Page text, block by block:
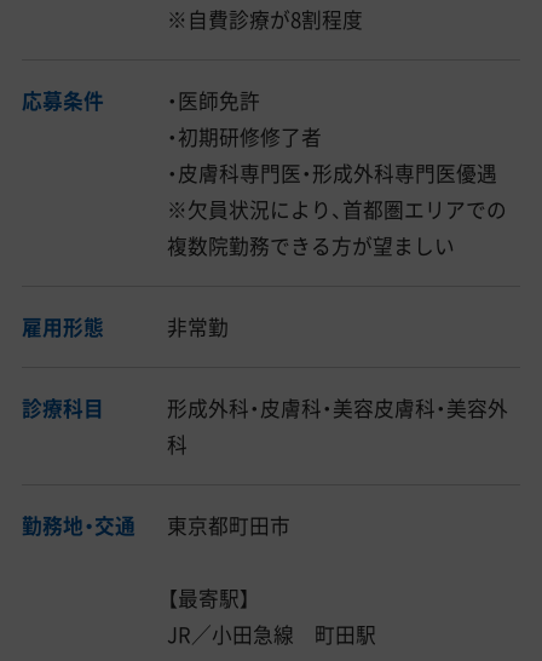
※自費診療が8割程度
応募条件
・医師免許
・初期研修修了者
・皮膚科専門医・形成外科専門医優遇
※欠員状況により、首都圏エリアでの
複数院勤務できる方が望ましい
雇用形態 非常勤
診療科目
形成外科・皮膚科・美容皮膚科・美容外
科
勤務地・交通 東京都町田市
【最寄駅】
JR／小田急線 町田駅